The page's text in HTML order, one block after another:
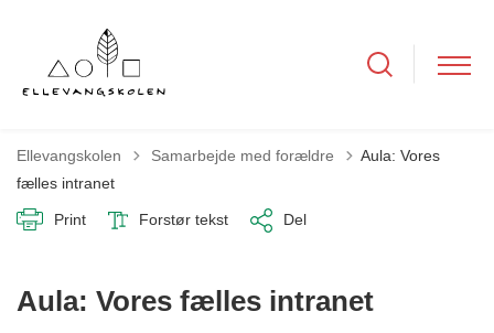
Ellevangskolen Tilbage til
Samarbejde med forældre
Aula: Vores
fælles intranet
Print Forstør tekst Del
Aula: Vores fælles intranet